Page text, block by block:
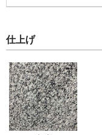
仕上げ